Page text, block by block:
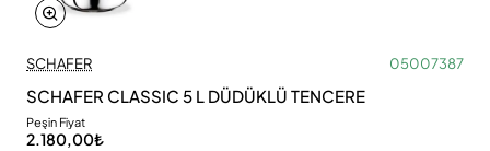
SCHAFER 05007387
SCHAFER CLASSIC 5 L DÜDÜKLÜ TENCERE
Peşin Fiyat
2.180,00₺